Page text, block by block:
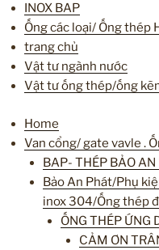
INOX BAP
Ống các loại/ Ống thép
trang chủ
Vật tư ngành nước
Vật tư ống thép/ống
Home
Van cổng/ gate vavle .
BAP- THÉP BẢO
Bảo An Phát/Phụ
inox 304/Ống thép
ỐNG THÉP ỨNG
CẢM ƠN